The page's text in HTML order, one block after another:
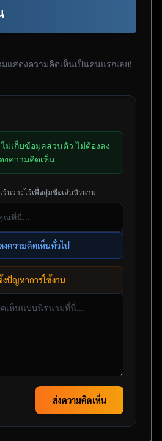
แสดงความคิดเห็นเป็นคนแรกเลย!
ม่เก็บข้อมูลส่วนตัว ไม่ต้องลง
งความคิดเห็น
ว้นว่างไว้เพื่อสุ่มชื่อเล่นนิรนาม
งความคิดเห็นทั่วไป
งปัญหาการใช้งาน
ส่งความคิดเห็น